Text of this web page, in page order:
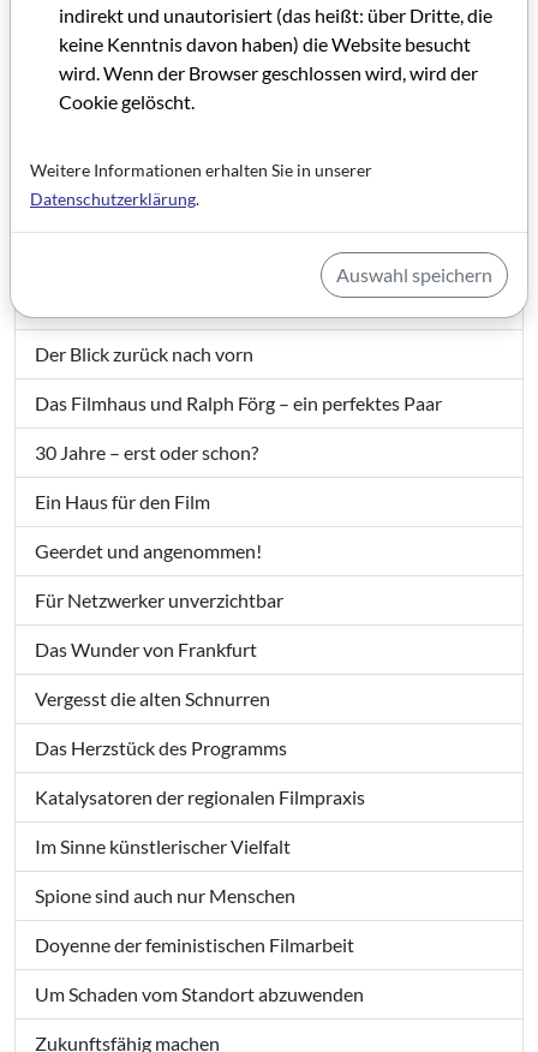
GRIP 60,5
Grußwort GRIP 60,5
Editorial GRIP 60,5
Der Blick zurück nach vorn
Das Filmhaus und Ralph Förg – ein perfektes Paar
30 Jahre – erst oder schon?
Ein Haus für den Film
Geerdet und angenommen!
Für Netzwerker unverzichtbar
Das Wunder von Frankfurt
Vergesst die alten Schnurren
Das Herzstück des Programms
Katalysatoren der regionalen Filmpraxis
Im Sinne künstlerischer Vielfalt
Spione sind auch nur Menschen
Doyenne der feministischen Filmarbeit
Um Schaden vom Standort abzuwenden
Zukunftsfähig machen
indirekt und unautorisiert (das heißt: über Dritte, die
keine Kenntnis davon haben) die Website besucht
wird. Wenn der Browser geschlossen wird, wird der
Cookie gelöscht.
Weitere Informationen erhalten Sie in unserer
Datenschutzerklärung.
Auswahl speichern